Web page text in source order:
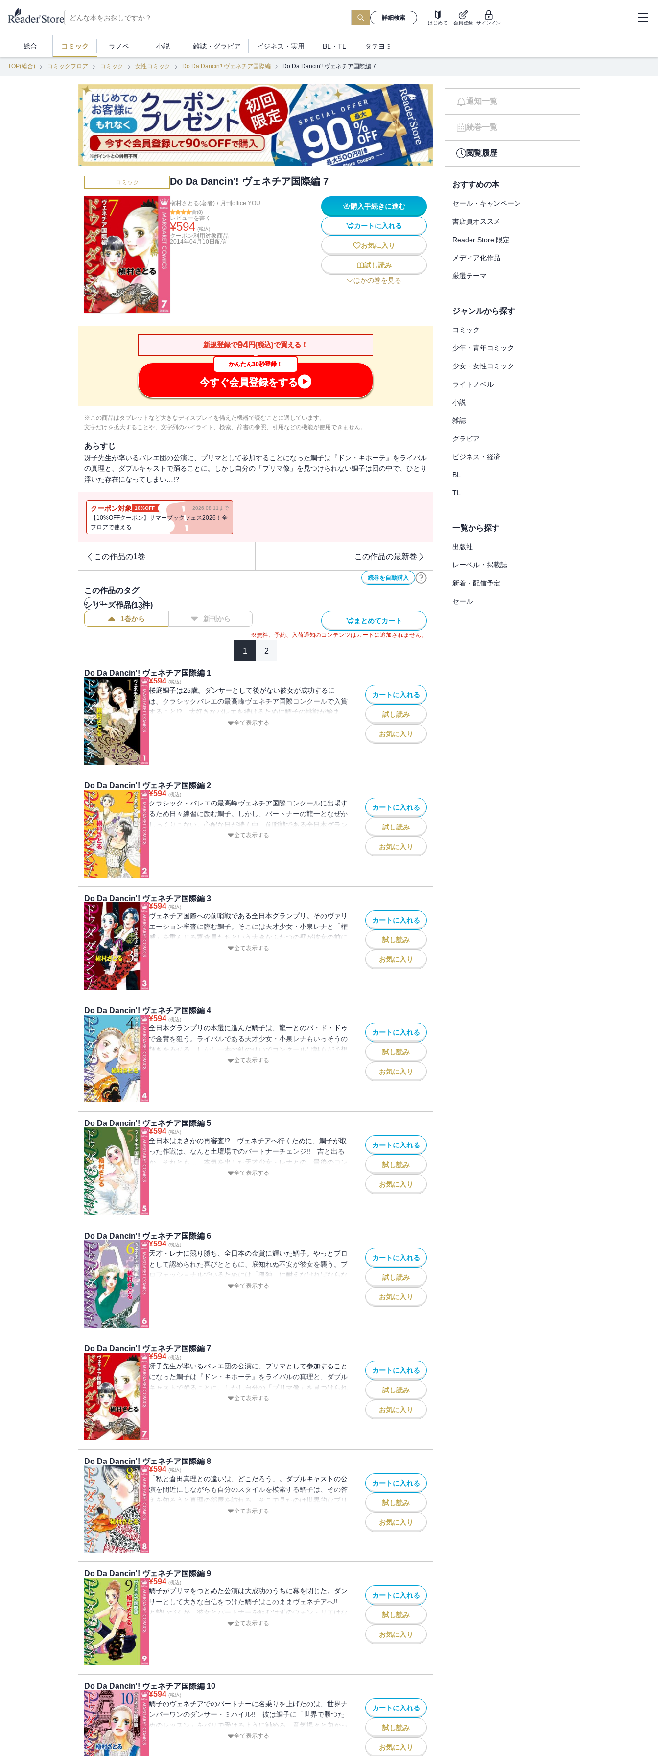
詳細検索
はじめて 会員登録 サインイン
総合 コミック ラノベ 小説 雑誌・ グラビア ビジネス ・実用 BL・TL タテヨミ
TOP(総合) コミックフロア コミック 女性コミック Do Da Dancin'! ヴェネチア国際編 Do Da Dancin'! ヴェネチア国際編 7
コミック Do Da Dancin'! ヴェネチア国際編 7
槇村さとる(著者) / 月刊office YOU
(8)
レビューを書く
¥594 (税込)
クーポン利用対象商品
2014年04月10日 配信
購入手続きに進む
カートに入れる
お気に入り
試し読み
ほかの巻を見る
新規登録で94円(税込)で買える！
かんたん30秒登録！
今すぐ会員登録をする
※この商品はタブレットなど大きなディスプレイを備えた機器で読むことに適しています。
文字だけを拡大することや、文字列のハイライト、検索、辞書の参照、引用などの機能が使用できません。
あらすじ
冴子先生が率いるバレエ団の公演に、プリマとして参加することになった鯛子は『ドン・キホーテ』をライバル
の真理と、ダブルキャストで踊ることに。しかし自分の「プリマ像」を見つけられない鯛子は団の中で、ひとり
浮いた存在になってしまい…!?
クーポン対象 10%OFF 2026.08.11まで
【10%OFFクーポン】サマーブックフェス2026！全
フロアで使える
この作品の1巻 この作品の最新巻
続巻を自動購入
この作品のタグ
#バレエコミック
シリーズ作品(13件)
1巻から 新刊から まとめてカート
※無料、予約、入荷通知のコンテンツはカートに追加されません。
1 2
Do Da Dancin'! ヴェネチア国際編 1
¥594 (税込)
桜庭鯛子は25歳。ダンサーとして後がない彼女が成功するに
は、クラシックバレエの最高峰ヴェネチア国際コンクールで入賞
すること!? 大好きなバレエを続けるために鯛子の挑戦が始ま
る。熱きダンサーズ・ストーリー、待望の新章スタート!!
全て表示する
カートに入れる
試し読み
お気に入り
Do Da Dancin'! ヴェネチア国際編 2
¥594 (税込)
クラシック・バレエの最高峰ヴェネチア国際コンクールに出場す
るため日々練習に励む鯛子。しかし、パートナーの龍一となぜか
しっくりこない。心配な日が続く中、前哨戦である全日本グラン
プリがついに開幕した!! 不安を抱えたままの鯛子は、どう挑む
全て表示する
カートに入れる
試し読み
お気に入り
Do Da Dancin'! ヴェネチア国際編 3
¥594 (税込)
ヴェネチア国際への前哨戦である全日本グランプリ。そのヴァリ
エーション審査に臨む鯛子。そこには天才少女・小泉レナと「権
威」を重んじる審査員たちという大きなふたつの壁が彼女の前に
立ちはだかっていた。はたして鯛子は残れるのか？ 白熱する審
全て表示する
カートに入れる
試し読み
お気に入り
Do Da Dancin'! ヴェネチア国際編 4
¥594 (税込)
全日本グランプリの本選に進んだ鯛子は、龍一とのパ・ド・ドゥ
で金賞を狙う。ライバルである天才少女・小泉レナもいっそうの
輝きをみせる。しかし一本の針のせいでコンクールは誰もが予想
しなかった波乱の展開へ!! 金賞を手にしヴェネチアへ行くのは
全て表示する
カートに入れる
試し読み
お気に入り
Do Da Dancin'! ヴェネチア国際編 5
¥594 (税込)
全日本はまさかの再審査!? ヴェネチアへ行くために、鯛子が取
った作戦は、なんと土壇場でのパートナーチェンジ!! 吉と出る
か、それとも…。本気を出した天才少女・レナとの、最後のコン
クールが始まった!! 世界に羽ばたくのはどっち!? ついに金賞
全て表示する
カートに入れる
試し読み
お気に入り
Do Da Dancin'! ヴェネチア国際編 6
¥594 (税込)
天才・レナに競り勝ち、全日本の金賞に輝いた鯛子。やっとプロ
として認められた喜びとともに、底知れぬ不安が彼女を襲う。プ
ロフェッショナルでいるためには「孤独」に耐えなければならな
いのだ。そんな鯛子を恋人・三上は優しく包み込もうとするのだ
全て表示する
カートに入れる
試し読み
お気に入り
Do Da Dancin'! ヴェネチア国際編 7
¥594 (税込)
冴子先生が率いるバレエ団の公演に、プリマとして参加すること
になった鯛子は『ドン・キホーテ』をライバルの真理と、ダブル
キャストで踊ることに。しかし自分の「プリマ像」を見つけられ
ない鯛子は団の中で、ひとり浮いた存在になってしまい…!?
全て表示する
カートに入れる
試し読み
お気に入り
Do Da Dancin'! ヴェネチア国際編 8
¥594 (税込)
「私と倉田真理との違いは、どこだろう」。ダブルキャストの公
演を間近にしながらも自分のスタイルを模索する鯛子は、その答
えを知ろうと真理の部屋を訪れる。そこで見たのは世界的なプリ
マ・真理の意外な素顔だった…。全て表示する
カートに入れる
試し読み
お気に入り
Do Da Dancin'! ヴェネチア国際編 9
¥594 (税込)
鯛子がプリマをつとめた公演は大成功のうちに幕を閉じた。ダン
サーとして大きな自信をつけた鯛子はこのままヴェネチアへ!!
と勢いづくが、彼女とパートナーを組むはずのウォン・リエはな
全て表示する
カートに入れる
試し読み
お気に入り
Do Da Dancin'! ヴェネチア国際編 10
¥594 (税込)
鯛子のヴェネチアでのパートナーに名乗りを上げたのは、世界ナ
ンバーワンのダンサー・ミハイル!! 彼は鯛子に「世界で勝つた
めのレッスン」をパリで受けるように勧める。意気揚々と向かっ
た鯛子に待っていたのは、はたして…!?
全て表示する
カートに入れる
試し読み
お気に入り
通知一覧
続巻一覧
閲覧履歴
おすすめの本
セール・キャンペーン
書店員オススメ
Reader Store 限定
メディア化作品
厳選テーマ
ジャンルから探す
コミック
少年・青年コミック
少女・女性コミック
ライトノベル
小説
雑誌
グラビア
ビジネス・経済
BL
TL
一覧から探す
出版社
レーベル・掲載誌
新着・配信予定
セール